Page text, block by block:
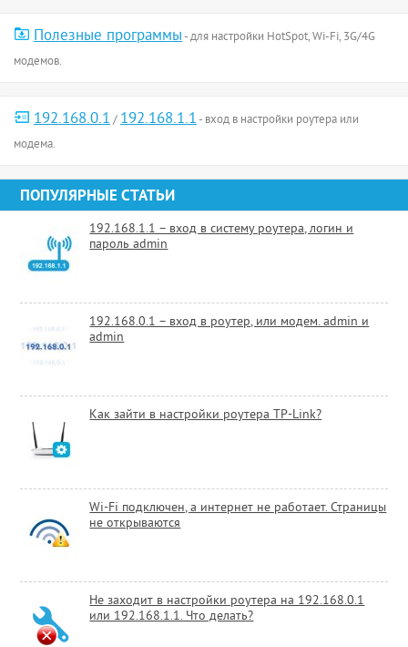
Полезные программы- для настройки HotSpot, Wi-Fi, 3G/4G
модемов.
192.168.0.1/192.168.1.1- вход в настройки роутера или
модема.
ПОПУЛЯРНЫЕ СТАТЬИ
192.168.1.1 – вход в систему роутера, логин и
пароль admin
192.168.0.1 – вход в роутер, или модем. admin и
admin
Как зайти в настройки роутера TP-Link?
Wi-Fi подключен, а интернет не работает. Страницы
не открываются
Не заходит в настройки роутера на 192.168.0.1
или 192.168.1.1. Что делать?